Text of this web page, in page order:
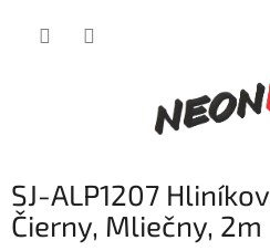
SJ-ALP1207
Čierny, Mliečny, 2m